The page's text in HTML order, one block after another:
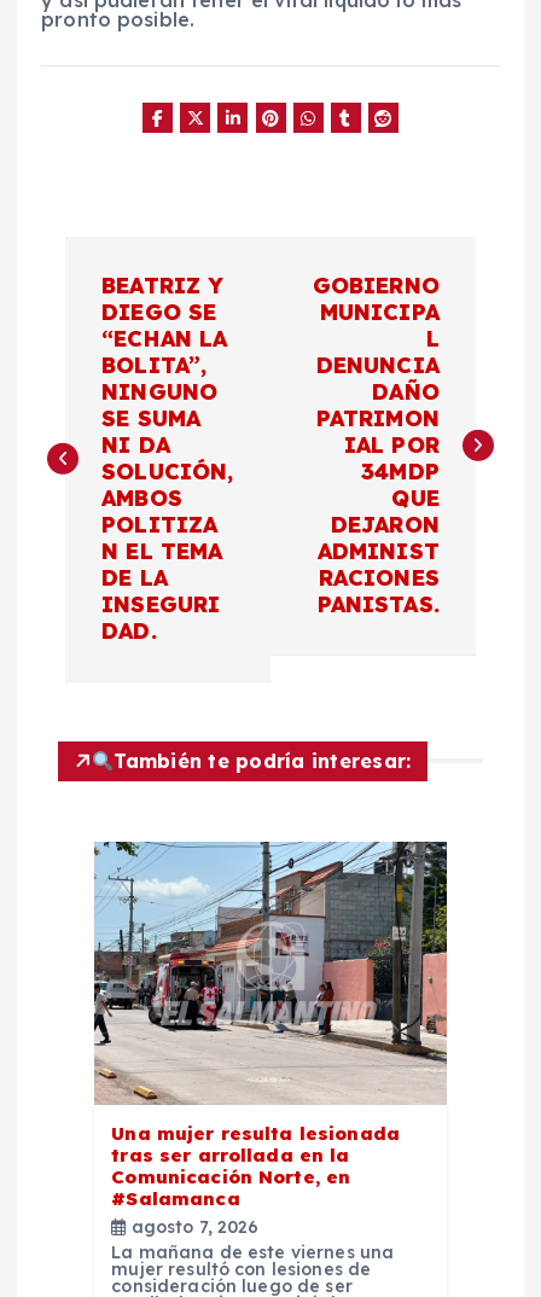
pronto posible.
e
ó
n
BEATRIZ Y
DIEGO SE
“ECHAN LA
BOLITA”,
NINGUNO
SE SUMA
NI DA
SOLUCIÓN,
AMBOS
POLITIZA
N EL TEMA
DE LA
INSEGURI
DAD.
GOBIERNO
MUNICIPA
L
DENUNCIA
DAÑO
PATRIMON
IAL POR
34MDP
QUE
DEJARON
ADMINIST
RACIONES
PANISTAS.
También te podría interesar:
Una mujer resulta lesionada
tras ser arrollada en la
Comunicación Norte, en
#Salamanca
agosto 7, 2026
La mañana de este viernes una
mujer resultó con lesiones de
consideración luego de ser